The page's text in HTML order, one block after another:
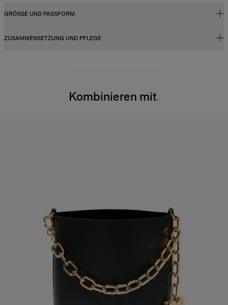
GRÖSSE UND PASSFORM
Enge Passform, Midi-Länge
ZUSAMMENSETZUNG UND PFLEGE
Nur punktuelle ReinigungKombinieren mit